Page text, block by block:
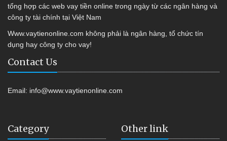
tổng hợp các web vay tiền online trong ngày từ các ngân hàng và
công ty tài chính tại Việt Nam
Www.vaytienonline.com không phải là ngân hàng, tổ chức tín
dụng hay công ty cho vay!
Contact Us
Email: info@www.vaytienonline.com
Category Other link